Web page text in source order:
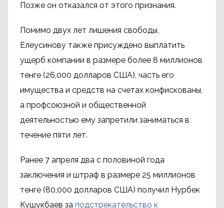
Позже он отказался от этого признания.
Помимо двух лет лишения свободы,
Елеусинову также присуждено выплатить
ущерб компании в размере более 8 миллионов
тенге (26,000 долларов США), часть его
имущества и средств на счетах конфискованы,
а профсоюзной и общественной
деятельностью ему запретили заниматься в
течение пяти лет.
Ранее 7 апреля два с половиной года
заключения и штраф в размере 25 миллионов
тенге (80,000 долларов США) получил Нурбек
Кушукбаев за подстрекательство к